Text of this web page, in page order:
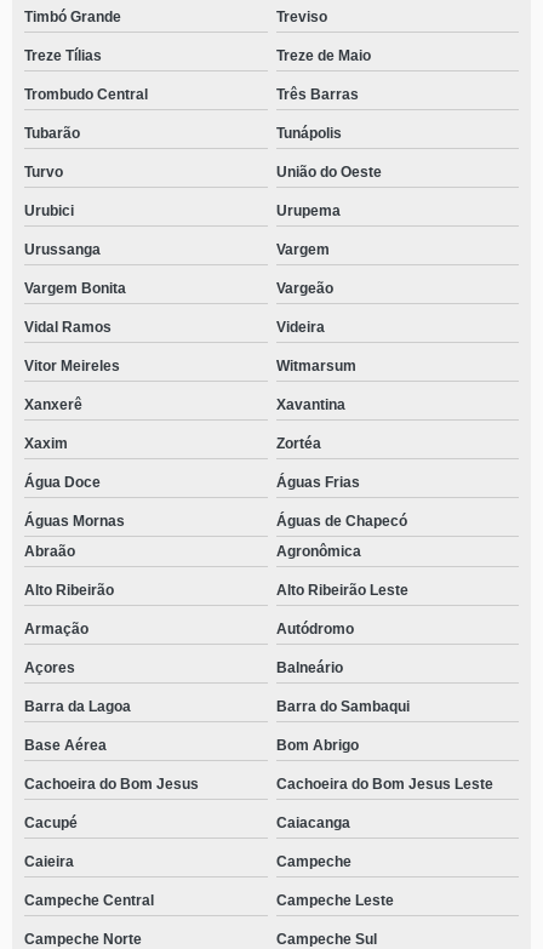
Timbó Grande Treviso
Treze Tílias Treze de Maio
Trombudo Central Três Barras
Tubarão Tunápolis
Turvo União do Oeste
Urubici Urupema
Urussanga Vargem
Vargem Bonita Vargeão
Vidal Ramos Videira
Vitor Meireles Witmarsum
Xanxerê Xavantina
Xaxim Zortéa
Água Doce Águas Frias
Águas Mornas
Águas de Chapecó
Abraão
Agronômica
Alto Ribeirão Alto Ribeirão Leste
Armação Autódromo
Açores Balneário
Barra da Lagoa Barra do Sambaqui
Base Aérea Bom Abrigo
Cachoeira do Bom Jesus Cachoeira do Bom Jesus Leste
Cacupé Caiacanga
Caieira Campeche
Campeche Central Campeche Leste
Campeche Norte Campeche Sul